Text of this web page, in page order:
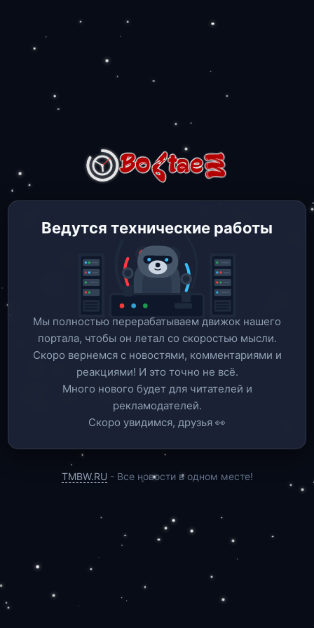
Ведутся технические работы
Мы полностью перерабатываем движок нашего
портала, чтобы он летал со скоростью мысли.
Скоро вернемся c новостями, комментариями и
реакциями! И это точно не всё.
Много нового будет для читателей и
рекламодателей.
Скоро увидимся, друзья 👀
TMBW.RU - Все новости в одном месте!